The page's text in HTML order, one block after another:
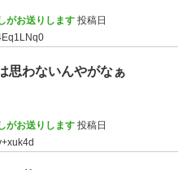
がお送りします 投稿日
思わないんやがなぁ
がお送りします 投稿日